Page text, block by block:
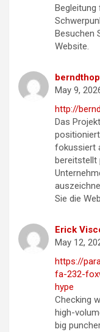
Besuchen
Website.
May 9,
http://
Das
fokussiert
Sie die
Erick
May 12,
https://
fa-232-
hype
Checking
high-
big